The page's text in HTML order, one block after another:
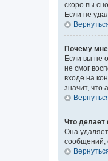
скоро вы
Если не
Почему
Если вы не
не смог
входе на
значит, что
Что делает
Она
сообщений,